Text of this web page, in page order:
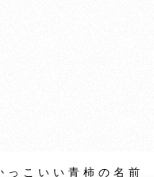
こいい青柿の名前